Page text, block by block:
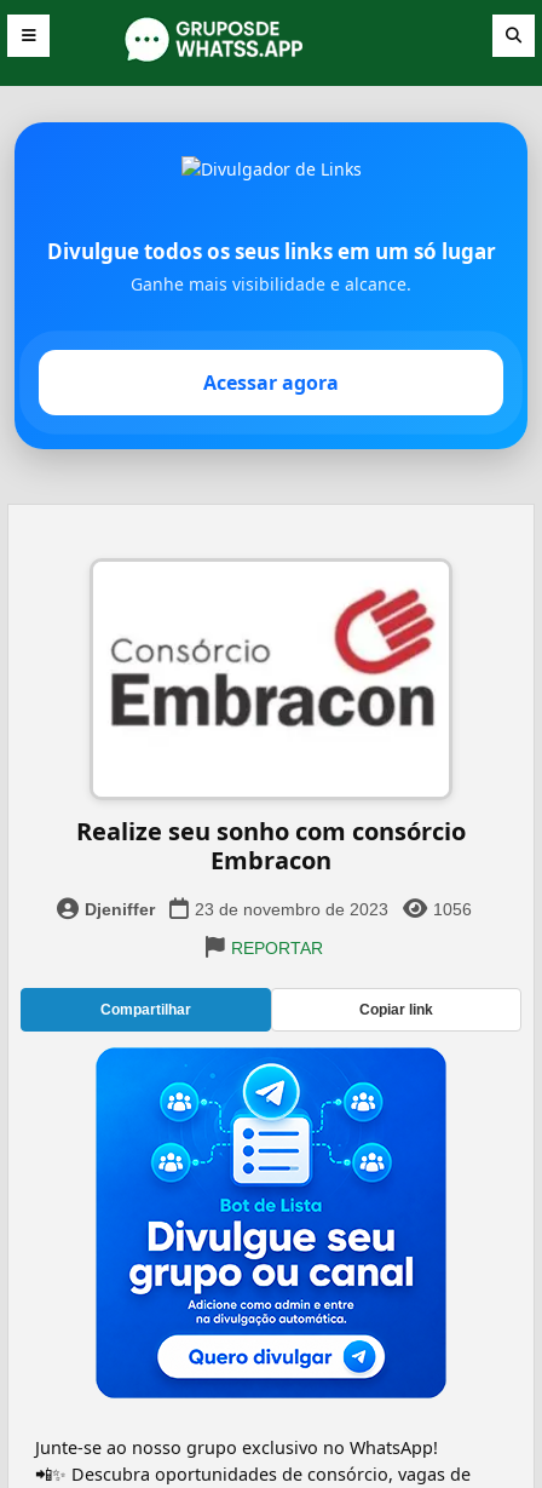
Divulgue todos os seus links em um só lugar
Ganhe mais visibilidade e alcance.
Acessar agora
Realize seu sonho com consórcio
Embracon
Djeniffer 23 de novembro de 2023
1056
REPORTAR
Compartilhar Copiar link
Junte-se ao nosso grupo exclusivo no WhatsApp!
📲✨ Descubra oportunidades de consórcio, vagas de